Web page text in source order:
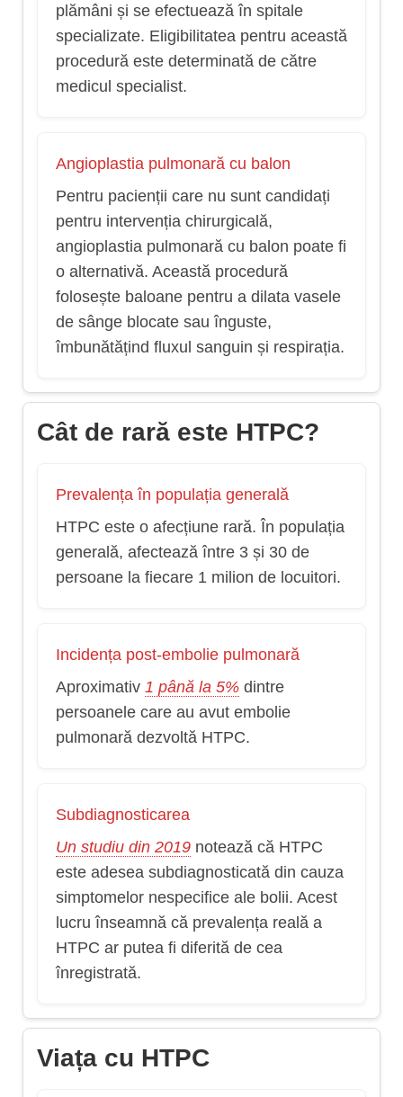
plămâni și se efectuează în spitale
specializate. Eligibilitatea pentru această
procedură este determinată de către
medicul specialist.
Angioplastia pulmonară cu balon
Pentru pacienții care nu sunt candidați
pentru intervenția chirurgicală,
angioplastia pulmonară cu balon poate fi
o alternativă. Această procedură
folosește baloane pentru a dilata vasele
de sânge blocate sau înguste,
îmbunătățind fluxul sanguin și respirația.
Cât de rară este HTPC?
Prevalența în populația generală
HTPC este o afecțiune rară. În populația
generală, afectează între 3 și 30 de
persoane la fiecare 1 milion de locuitori.
Incidența post-embolie pulmonară
Aproximativ 1 până la 5% dintre
persoanele care au avut embolie
pulmonară dezvoltă HTPC.
Subdiagnosticarea
Un studiu din 2019 notează că HTPC
este adesea subdiagnosticată din cauza
simptomelor nespecifice ale bolii. Acest
lucru înseamnă că prevalența reală a
HTPC ar putea fi diferită de cea
înregistrată.
Viața cu HTPC